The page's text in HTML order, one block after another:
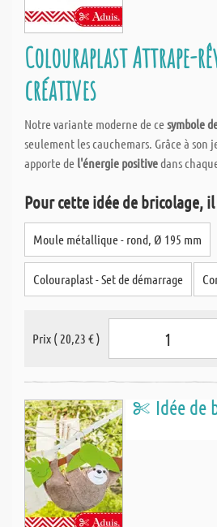
Colouraplast Attrape-
créatives
Notre variante moderne de cesymbole
seulement les cauchemars. Grâce à son
apporte de l'énergie positivedans
Pour cette idée de bricolage,
Moule métallique - rond, Ø 195 mm
Colouraplast - Set de démarrage
Prix ( 20,23 € )
Idée de